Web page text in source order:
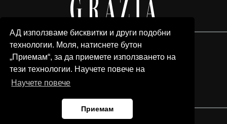
АД използваме бисквитки и други подобни
технологии. Моля, натиснете бутон
„Приемам“, за да приемете използването на
тези технологии. Научете повече на
Научете повече
Приемам